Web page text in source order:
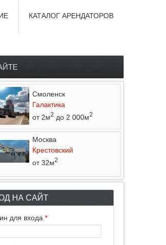
КАТАЛОГ АРЕНДАТОРОВ
Смоленск
Галактика
от 2м2 до 2 000м2
Москва
Крестовский
от 32м2
НА САЙТ
для входа *